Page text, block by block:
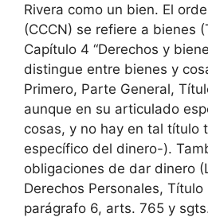
Rivera como un bien. El
(CCCN) se refiere a bienes
Capítulo 4 “Derechos y
distingue entre bienes y
Primero, Parte General,
aunque en su articulado
cosas, y no hay en tal título
específico del dinero-).
obligaciones de dar dinero
Derechos Personales,
parágrafo 6, arts. 765 y